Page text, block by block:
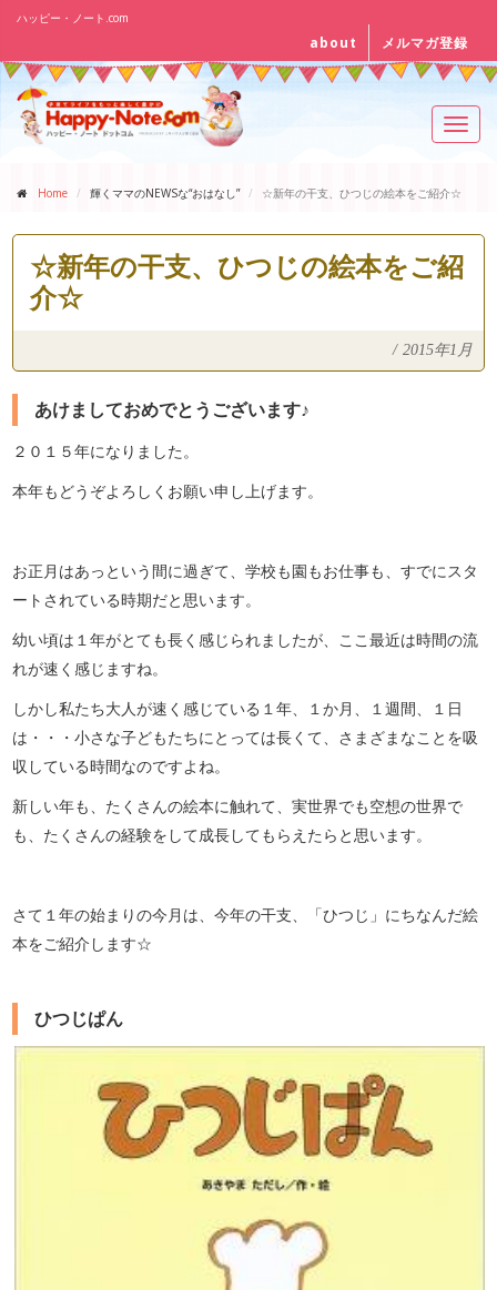
ハッピー・ノート.com
about メルマガ登録
Home 輝くママのNEWSな“おはなし” ☆新年の干支、ひつじの絵本をご紹介☆
☆新年の干支、ひつじの絵本をご紹
介☆
/ 2015年1月
あけましておめでとうございます♪
２０１５年になりました。
本年もどうぞよろしくお願い申し上げます。
お正月はあっという間に過ぎて、学校も園もお仕事も、すでにスタ
ートされている時期だと思います。
幼い頃は１年がとても長く感じられましたが、ここ最近は時間の流
れが速く感じますね。
しかし私たち大人が速く感じている１年、１か月、１週間、１日
は・・・小さな子どもたちにとっては長くて、さまざまなことを吸
収している時間なのですよね。
新しい年も、たくさんの絵本に触れて、実世界でも空想の世界で
も、たくさんの経験をして成長してもらえたらと思います。
さて１年の始まりの今月は、今年の干支、「ひつじ」にちなんだ絵
本をご紹介します☆
ひつじぱん